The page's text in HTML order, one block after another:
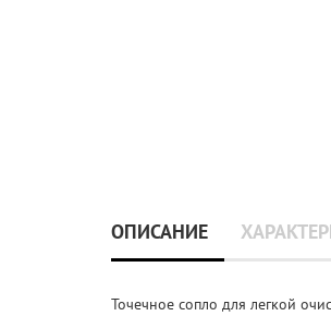
ОПИСАНИЕ
Точечное сопло для легкой